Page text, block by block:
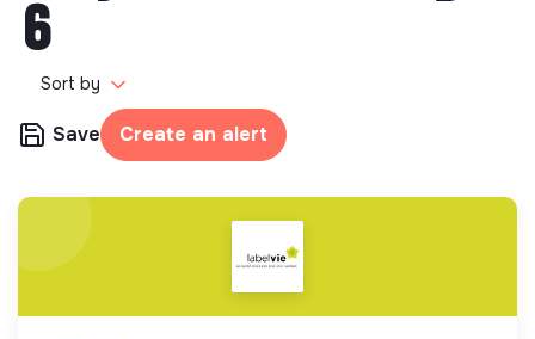
6
Sort by
Save Create an alert